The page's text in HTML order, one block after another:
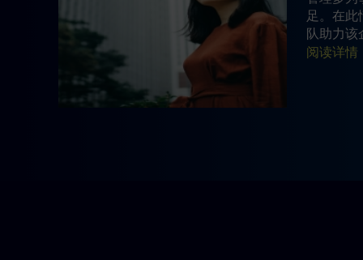
足。在此
队助力该
阅读详情